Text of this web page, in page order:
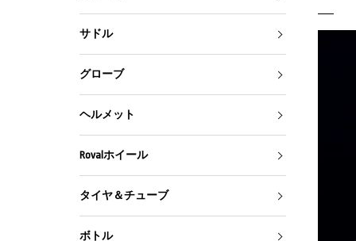
サドル
グローブ
ヘルメット
Rovalホイール
タイヤ＆チューブ
ボトル